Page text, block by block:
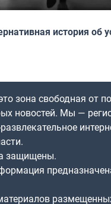
история об
зона свободная от
новостей. Мы —
защищены.